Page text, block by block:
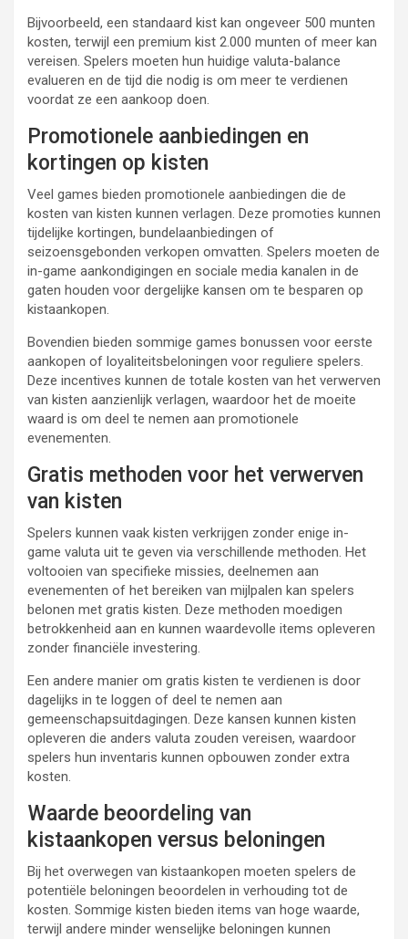
Bijvoorbeeld, een standaard kist kan ongeveer 500 munten
kosten, terwijl een premium kist 2.000 munten of meer kan
vereisen. Spelers moeten hun huidige valuta-balance
evalueren en de tijd die nodig is om meer te verdienen
voordat ze een aankoop doen.
Promotionele aanbiedingen en
kortingen op kisten
Veel games bieden promotionele aanbiedingen die de
kosten van kisten kunnen verlagen. Deze promoties kunnen
tijdelijke kortingen, bundelaanbiedingen of
seizoensgebonden verkopen omvatten. Spelers moeten de
in-game aankondigingen en sociale media kanalen in de
gaten houden voor dergelijke kansen om te besparen op
kistaankopen.
Bovendien bieden sommige games bonussen voor eerste
aankopen of loyaliteitsbeloningen voor reguliere spelers.
Deze incentives kunnen de totale kosten van het verwerven
van kisten aanzienlijk verlagen, waardoor het de moeite
waard is om deel te nemen aan promotionele
evenementen.
Gratis methoden voor het verwerven
van kisten
Spelers kunnen vaak kisten verkrijgen zonder enige in-
game valuta uit te geven via verschillende methoden. Het
voltooien van specifieke missies, deelnemen aan
evenementen of het bereiken van mijlpalen kan spelers
belonen met gratis kisten. Deze methoden moedigen
betrokkenheid aan en kunnen waardevolle items opleveren
zonder financiële investering.
Een andere manier om gratis kisten te verdienen is door
dagelijks in te loggen of deel te nemen aan
gemeenschapsuitdagingen. Deze kansen kunnen kisten
opleveren die anders valuta zouden vereisen, waardoor
spelers hun inventaris kunnen opbouwen zonder extra
kosten.
Waarde beoordeling van
kistaankopen versus beloningen
Bij het overwegen van kistaankopen moeten spelers de
potentiële beloningen beoordelen in verhouding tot de
kosten. Sommige kisten bieden items van hoge waarde,
terwijl andere minder wenselijke beloningen kunnen